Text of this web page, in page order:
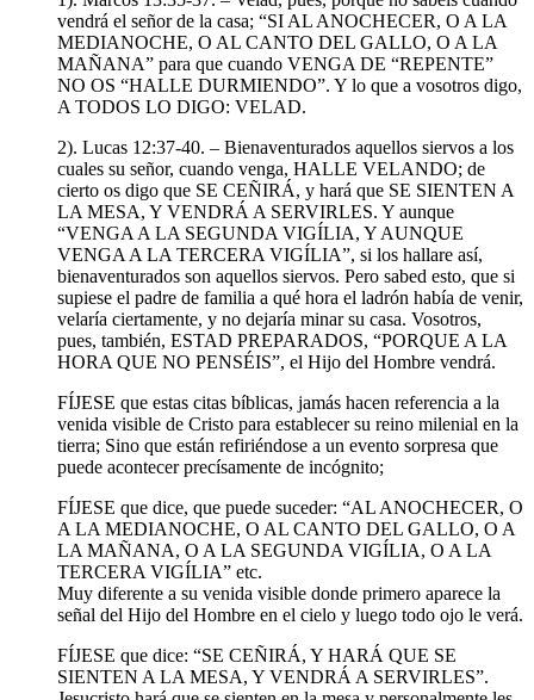
vendrá el señor de la casa; “SI AL ANOCHECER, O A LA
MEDIANOCHE, O AL CANTO DEL GALLO, O A LA
MAÑANA” para que cuando VENGA DE “REPENTE”
NO OS “HALLE DURMIENDO”. Y lo que a vosotros digo,
A TODOS LO DIGO: VELAD.
2). Lucas 12:37-40. – Bienaventurados aquellos siervos a los
cuales su señor, cuando venga, HALLE VELANDO; de
cierto os digo que SE CEÑIRÁ, y hará que SE SIENTEN A
LA MESA, Y VENDRÁ A SERVIRLES. Y aunque
“VENGA A LA SEGUNDA VIGÍLIA, Y AUNQUE
VENGA A LA TERCERA VIGÍLIA”, si los hallare así,
bienaventurados son aquellos siervos. Pero sabed esto, que si
supiese el padre de familia a qué hora el ladrón había de venir,
velaría ciertamente, y no dejaría minar su casa. Vosotros,
pues, también, ESTAD PREPARADOS, “PORQUE A LA
HORA QUE NO PENSÉIS”, el Hijo del Hombre vendrá.
FÍJESE que estas citas bíblicas, jamás hacen referencia a la
venida visible de Cristo para establecer su reino milenial en la
tierra; Sino que están refiriéndose a un evento sorpresa que
puede acontecer precísamente de incógnito;
FÍJESE que dice, que puede suceder: “AL ANOCHECER, O
A LA MEDIANOCHE, O AL CANTO DEL GALLO, O A
LA MAÑANA, O A LA SEGUNDA VIGÍLIA, O A LA
TERCERA VIGÍLIA” etc.
Muy diferente a su venida visible donde primero aparece la
señal del Hijo del Hombre en el cielo y luego todo ojo le verá.
FÍJESE que dice: “SE CEÑIRÁ, Y HARÁ QUE SE
SIENTEN A LA MESA, Y VENDRÁ A SERVIRLES”.